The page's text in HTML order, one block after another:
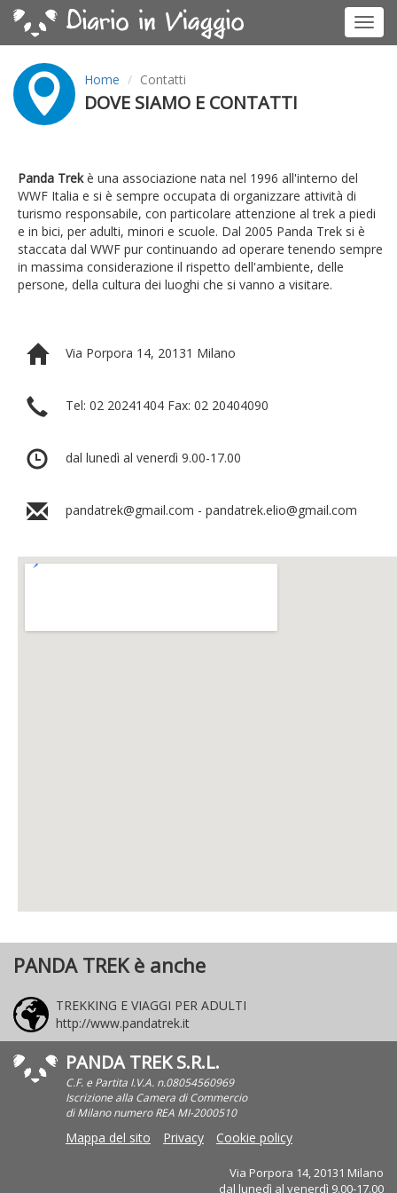
Home Contatti
DOVE SIAMO E CONTATTI
Panda Trekè una associazione nata nel 1996 all'interno del
WWF Italia e si è sempre occupata di organizzare attività di
turismo responsabile, con particolare attenzione al trek a piedi
e in bici, per adulti, minori e scuole. Dal 2005 Panda Trek si è
staccata dal WWF pur continuando ad operare tenendo sempre
in massima considerazione il rispetto dell'ambiente, delle
persone, della cultura dei luoghi che si vanno a visitare.
Via Porpora 14, 20131 Milano
Tel: 02 20241404 Fax: 02 20404090
dal lunedì al venerdì 9.00-17.00
pandatrek@gmail.com - pandatrek.elio@gmail.com
PANDA TREK è anche
TREKKING E VIAGGI PER ADULTI
http://www.pandatrek.it
PANDA TREK S.R.L.
C.F. e Partita I.V.A. n.08054560969
Iscrizione alla Camera di Commercio
di Milano numero REA MI-2000510
Mappa del sito Privacy Cookie policy
Via Porpora 14, 20131 Milano
dal lunedì al venerdì 9.00-17.00